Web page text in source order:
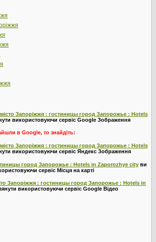
Запоріжжя : гостиницы город Запорожье : Hotels
використовуючи сервіс Google Зображення
в Google, то знайдіть:
Запоріжжя : гостиницы город Запорожье : Hotels
використовуючи сервіс Яндекс Зображення
город Запорожье : Hotels in Zaporozhye city ви
сервіс Місця на карті
Запоріжжя : гостиницы город Запорожье : Hotels in
використовуючи сервіс Google Відео